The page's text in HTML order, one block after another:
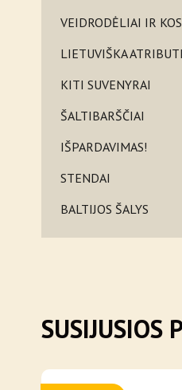
VEIDRODĖLIAI IR
LIETUVIŠKA
KITI SUVENYRAI
ŠALTIBARŠČIAI
IŠPARDAVIMAS!
STENDAI
BALTIJOS ŠALYS
SUSIJUSIOS